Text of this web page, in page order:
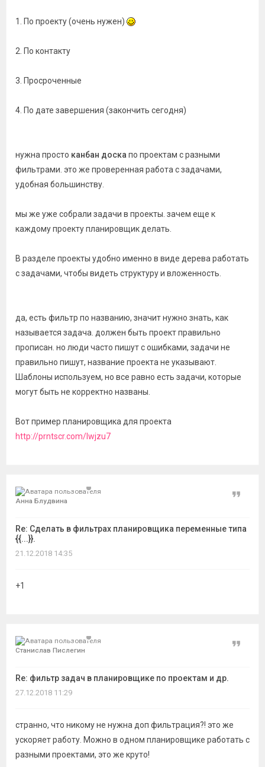
1. По проекту (очень нужен)
2. По контакту
3. Просроченные
4. По дате завершения (закончить сегодня)
нужна просто канбан доска по проектам с разными
фильтрами. это же проверенная работа с задачами,
удобная большинству.
мы же уже собрали задачи в проекты. зачем еще к
каждому проекту планировщик делать.
В разделе проекты удобно именно в виде дерева работать
с задачами, чтобы видеть структуру и вложенность.
да, есть фильтр по названию, значит нужно знать, как
называется задача. должен быть проект правильно
прописан. но люди часто пишут с ошибками, задачи не
правильно пишут, название проекта не указывают.
Шаблоны используем, но все равно есть задачи, которые
могут быть не корректно названы.
Вот пример планировщика для проекта
http://prntscr.com/lwjzu7
Анна Блудвина
Re: Сделать в фильтрах планировщика переменные типа
{{...}}.
Цитата
21.12.2018 14:35
+1
Станислав Пислегин
Re: фильтр задач в планировщике по проектам и др.
Цитата
27.12.2018 11:29
странно, что никому не нужна доп фильтрация?! это же
ускоряет работу. Можно в одном планировщике работать с
разными проектами, это же круто!